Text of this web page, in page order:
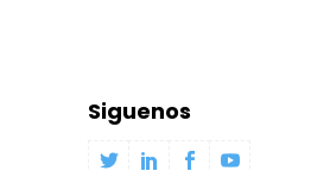
Siguenos